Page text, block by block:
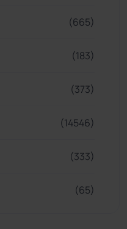
(665)
(183)
(373)
(14546)
(333)
(65)